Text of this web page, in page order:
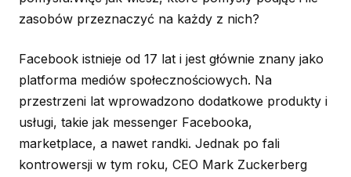
zasobów przeznaczyć na każdy z nich?
Facebook istnieje od 17 lat i jest głównie znany jako
platforma mediów społecznościowych. Na
przestrzeni lat wprowadzono dodatkowe produkty i
usługi, takie jak messenger Facebooka,
marketplace, a nawet randki. Jednak po fali
kontrowersji w tym roku, CEO Mark Zuckerberg